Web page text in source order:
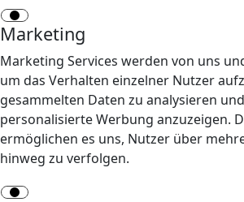
Marketing
Marketing Services werden von uns
um das Verhalten einzelner Nutzer
gesammelten Daten zu analysieren
personalisierte Werbung anzuzeigen.
ermöglichen es uns, Nutzer über
hinweg zu verfolgen.